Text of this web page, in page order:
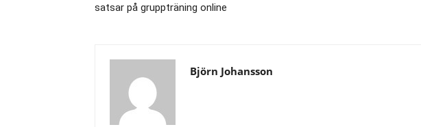
satsar på gruppträning online
Björn Johansson